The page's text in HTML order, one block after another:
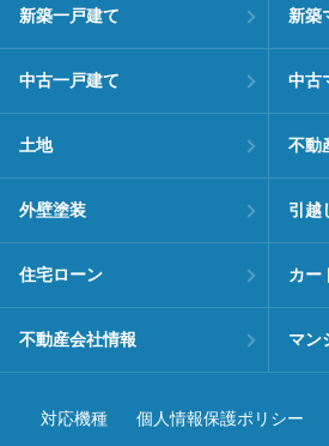
新築一戸建て 新築
中古一戸建て 中古
土地 不動
外壁塗装 引越
住宅ローン カー
不動産会社情報 マン
対応機種 個人情報保護ポリシー